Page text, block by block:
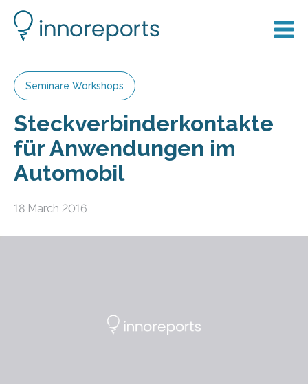
Seminare Workshops
Steckverbinderkontakte
für Anwendungen im
Automobil
18 March 2016